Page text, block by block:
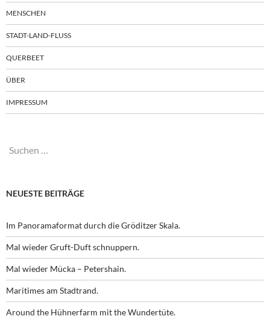
MENSCHEN
STADT-LAND-FLUSS
QUERBEET
ÜBER
IMPRESSUM
Suchen
NEUESTE BEITRÄGE
Im Panoramaformat durch die Gröditzer Skala.
Mal wieder Gruft-Duft schnuppern.
Mal wieder Mücka – Petershain.
Maritimes am Stadtrand.
Around the Hühnerfarm mit the Wundertüte.